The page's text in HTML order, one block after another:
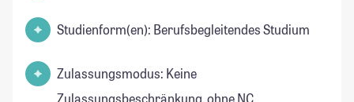
Studienform(en): Berufsbegleitendes Studium
Zulassungsmodus: Keine